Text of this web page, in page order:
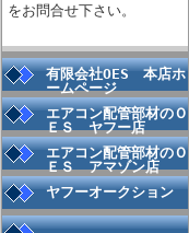
をお問合せ下さい。
有限会社OES 本店ホ
ームページ
エアコン配管部材のＯ
ＥＳ ヤフー店
エアコン配管部材のＯ
ＥＳ アマゾン店
ヤフーオークション